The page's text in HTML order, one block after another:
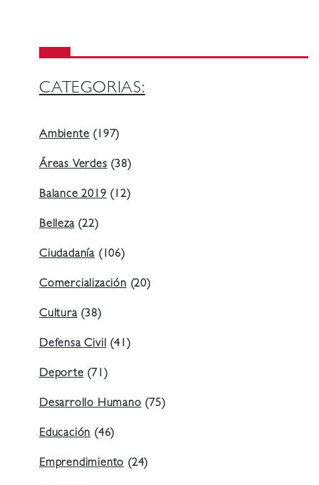
CATEGORIAS:
Ambiente(197)
Áreas Verdes(38)
Balance 2019(12)
Belleza(22)
Ciudadanía (106)
Comercialización(20)
Cultura(38)
Defensa Civil(41)
Deporte(71)
Desarrollo Humano(75)
Educación(46)
Emprendimiento(24)